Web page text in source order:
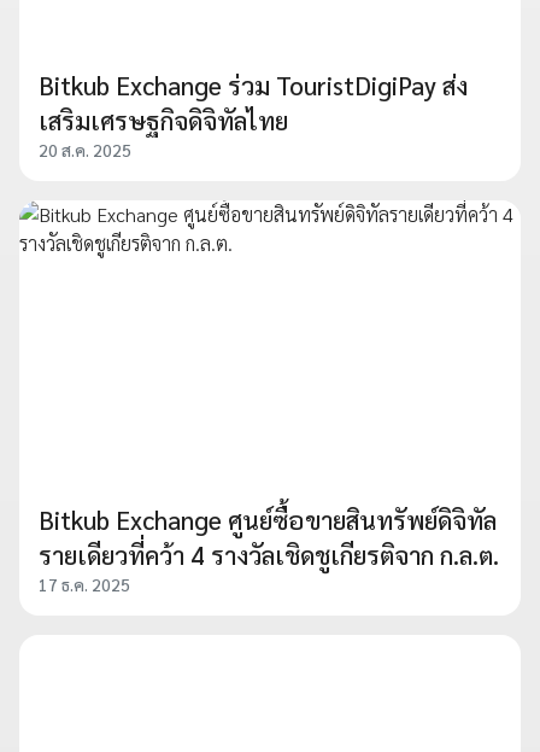
Bitkub Exchange ร่วม TouristDigiPay ส่ง
เสริมเศรษฐกิจดิจิทัลไทย
20 ส.ค. 2025
Bitkub Exchange ศูนย์ซื้อขายสินทรัพย์ดิจิทัล
รายเดียวที่คว้า 4 รางวัลเชิดชูเกียรติจาก ก.ล.ต.
17 ธ.ค. 2025